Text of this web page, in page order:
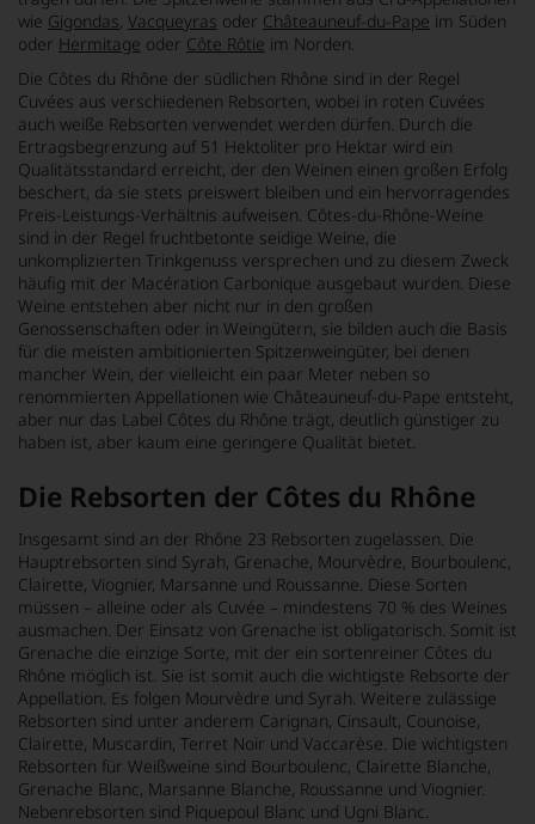
wie Gigondas, Vacqueyras oder Châteauneuf-du-Pape im Süden
oder Hermitage oder Côte Rôtie im Norden.
Die Côtes du Rhône der südlichen Rhône sind in der Regel
Cuvées aus verschiedenen Rebsorten, wobei in roten Cuvées
auch weiße Rebsorten verwendet werden dürfen. Durch die
Ertragsbegrenzung auf 51 Hektoliter pro Hektar wird ein
Qualitätsstandard erreicht, der den Weinen einen großen Erfolg
beschert, da sie stets preiswert bleiben und ein hervorragendes
Preis-Leistungs-Verhältnis aufweisen. Côtes-du-Rhône-Weine
sind in der Regel fruchtbetonte seidige Weine, die
unkomplizierten Trinkgenuss versprechen und zu diesem Zweck
häufig mit der Macération Carbonique ausgebaut wurden. Diese
Weine entstehen aber nicht nur in den großen
Genossenschaften oder in Weingütern, sie bilden auch die Basis
für die meisten ambitionierten Spitzenweingüter, bei denen
mancher Wein, der vielleicht ein paar Meter neben so
renommierten Appellationen wie Châteauneuf-du-Pape entsteht,
aber nur das Label Côtes du Rhône trägt, deutlich günstiger zu
haben ist, aber kaum eine geringere Qualität bietet.
Die Rebsorten der Côtes du Rhône
Insgesamt sind an der Rhône 23 Rebsorten zugelassen. Die
Hauptrebsorten sind Syrah, Grenache, Mourvèdre, Bourboulenc,
Clairette, Viognier, Marsanne und Roussanne. Diese Sorten
müssen – alleine oder als Cuvée – mindestens 70 % des Weines
ausmachen. Der Einsatz von Grenache ist obligatorisch. Somit ist
Grenache die einzige Sorte, mit der ein sortenreiner Côtes du
Rhône möglich ist. Sie ist somit auch die wichtigste Rebsorte der
Appellation. Es folgen Mourvèdre und Syrah. Weitere zulässige
Rebsorten sind unter anderem Carignan, Cinsault, Counoise,
Clairette, Muscardin, Terret Noir und Vaccarèse. Die wichtigsten
Rebsorten für Weißweine sind Bourboulenc, Clairette Blanche,
Grenache Blanc, Marsanne Blanche, Roussanne und Viognier.
Nebenrebsorten sind Piquepoul Blanc und Ugni Blanc.